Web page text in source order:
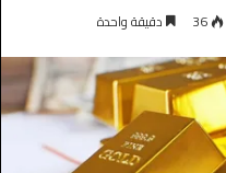
36 دقيقة واحدة